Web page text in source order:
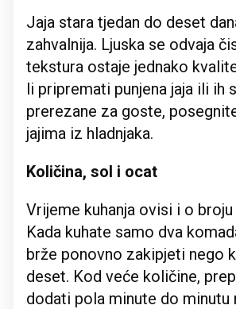
Jaja stara tjedan do deset
zahvalnija. Ljuska se odvaja
tekstura ostaje jednako
li pripremati punjena jaja ili ih
prerezane za goste,
jajima iz hladnjaka.
Količina, sol i ocat
Vrijeme kuhanja ovisi i o broju
Kada kuhate samo dva
brže ponovno zakipjeti nego
deset. Kod veće količine,
dodati pola minute do minutu